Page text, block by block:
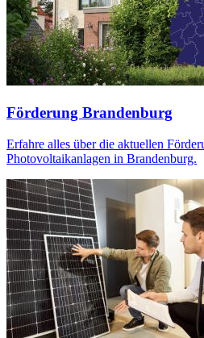
Förderung Brandenburg
Erfahre alles über die aktuellen
Photovoltaikanlagen in Brandenburg.